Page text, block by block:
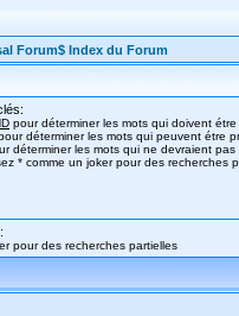
Forum$ Index du Forum
pour déterminer les mots qui doivent
déterminer les mots qui peuvent étre
déterminer les mots qui ne devraient
* comme un joker pour des recherches
pour des recherches partielles